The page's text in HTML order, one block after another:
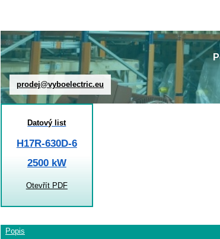
prodej@vyboelectric.eu
Datový list
H17R-630D-6
2500 kW
Otevřít PDF
Popis